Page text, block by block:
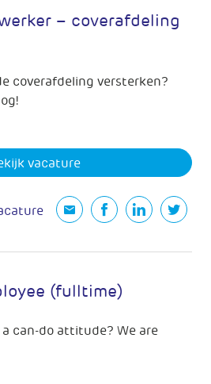
– coverafdeling
coverafdeling versterken?
vacature
(fulltime)
can-do attitude? We are